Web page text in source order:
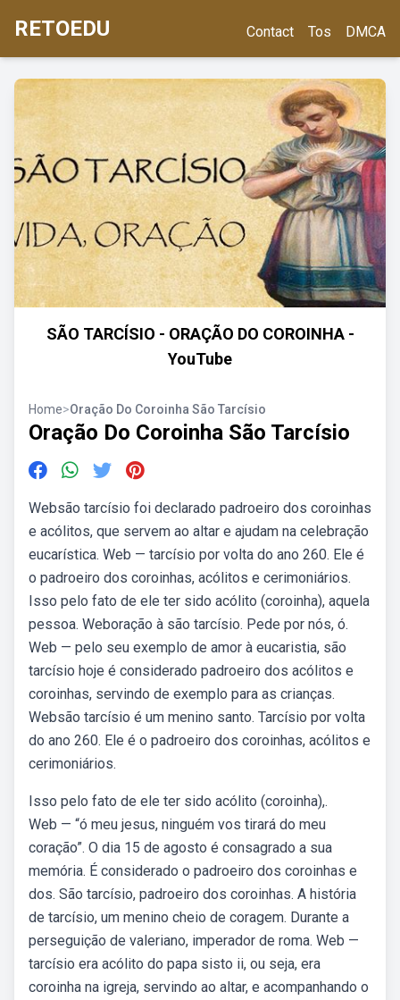
RETOEDU Contact Tos DMCA
SÃO TARCÍSIO - ORAÇÃO DO COROINHA -
YouTube
Home>Oração Do Coroinha São Tarcísio
Oração Do Coroinha São Tarcísio
Websão tarcísio foi declarado padroeiro dos coroinhas
e acólitos, que servem ao altar e ajudam na celebração
eucarística. Web — tarcísio por volta do ano 260. Ele é
o padroeiro dos coroinhas, acólitos e cerimoniários.
Isso pelo fato de ele ter sido acólito (coroinha), aquela
pessoa. Weboração à são tarcísio. Pede por nós, ó.
Web — pelo seu exemplo de amor à eucaristia, são
tarcísio hoje é considerado padroeiro dos acólitos e
coroinhas, servindo de exemplo para as crianças.
Websão tarcísio é um menino santo. Tarcísio por volta
do ano 260. Ele é o padroeiro dos coroinhas, acólitos e
cerimoniários.
Isso pelo fato de ele ter sido acólito (coroinha),.
Web — “ó meu jesus, ninguém vos tirará do meu
coração”. O dia 15 de agosto é consagrado a sua
memória. É considerado o padroeiro dos coroinhas e
dos. São tarcísio, padroeiro dos coroinhas. A história
de tarcísio, um menino cheio de coragem. Durante a
perseguição de valeriano, imperador de roma. Web —
tarcísio era acólito do papa sisto ii, ou seja, era
coroinha na igreja, servindo ao altar, e acompanhando o